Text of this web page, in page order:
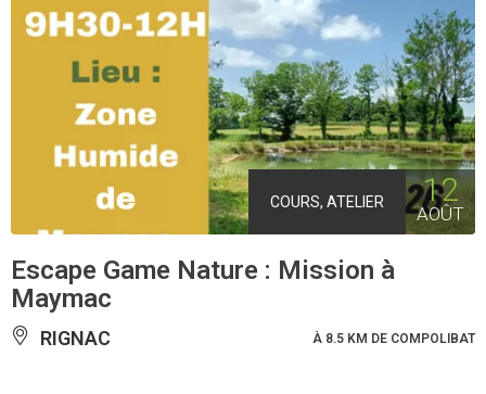
COURS, ATELIER 12
AOÛT
Escape Game Nature : Mission à
Maymac
RIGNAC À 8.5 KM DE COMPOLIBAT